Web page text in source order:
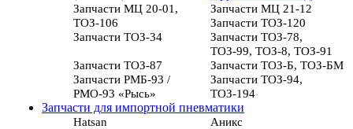
Запчасти МЦ 20-01,
ТОЗ-106
Запчасти МЦ 21-12
Запчасти ТОЗ-120
Запчасти ТОЗ-34
Запчасти ТОЗ-78,
ТОЗ-99, ТОЗ-8, ТОЗ-91
Запчасти ТОЗ-87
Запчасти ТОЗ-Б, ТОЗ-БМ
Запчасти РМБ-93 /
РМО-93 «Рысь»
Запчасти ТОЗ-94,
ТОЗ-194
Запчасти для импортной пневматики
Hatsan
Аникс